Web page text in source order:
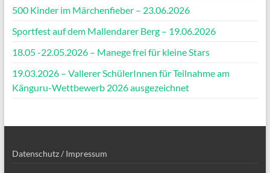
500 Kinder im Märchenfieber – 23.06.2026
Sportfest auf dem Mallendarer Berg – 19.06.2026
18.05 -22.05.2026 – Manege frei für kleine Stars
19.03.2026 – Vallerer SchülerInnen für Teilnahme am
Känguru-Wettbewerb 2026 ausgezeichnet
Datenschutz / Impressum